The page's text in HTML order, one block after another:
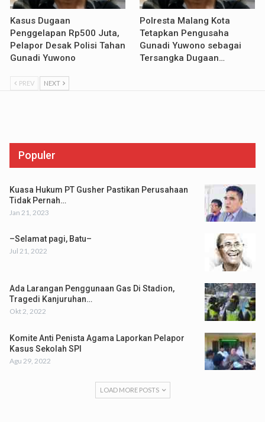
Kasus Dugaan
Penggelapan Rp500 Juta,
Pelapor Desak Polisi Tahan
Gunadi Yuwono
Polresta Malang Kota
Tetapkan Pengusaha
Gunadi Yuwono sebagai
Tersangka Dugaan…
PREV NEXT
Populer
Kuasa Hukum PT Gusher Pastikan Perusahaan
Tidak Pernah…
Jan 21, 2023
–Selamat pagi, Batu–
Jul 21, 2022
Ada Larangan Penggunaan Gas Di Stadion,
Tragedi Kanjuruhan…
Okt 2, 2022
Komite Anti Penista Agama Laporkan Pelapor
Kasus Sekolah SPI
Agu 29, 2022
LOAD MORE POSTS